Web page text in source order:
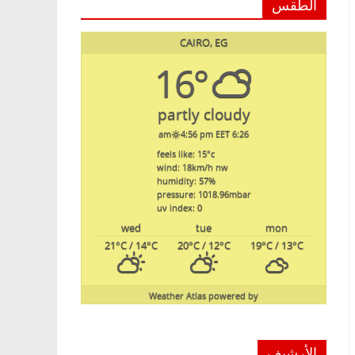
الطقس
CAIRO, EG
16°
partly cloudy
6:26 am
4:56 pm EET
feels like: 15°c
wind: 18km/h nw
humidity: 57%
pressure: 1018.96mbar
uv index: 0
mon
tue
wed
19°C/ 13°C
20°C/ 12°C
21°C/ 14°C
powered by
Weather Atlas